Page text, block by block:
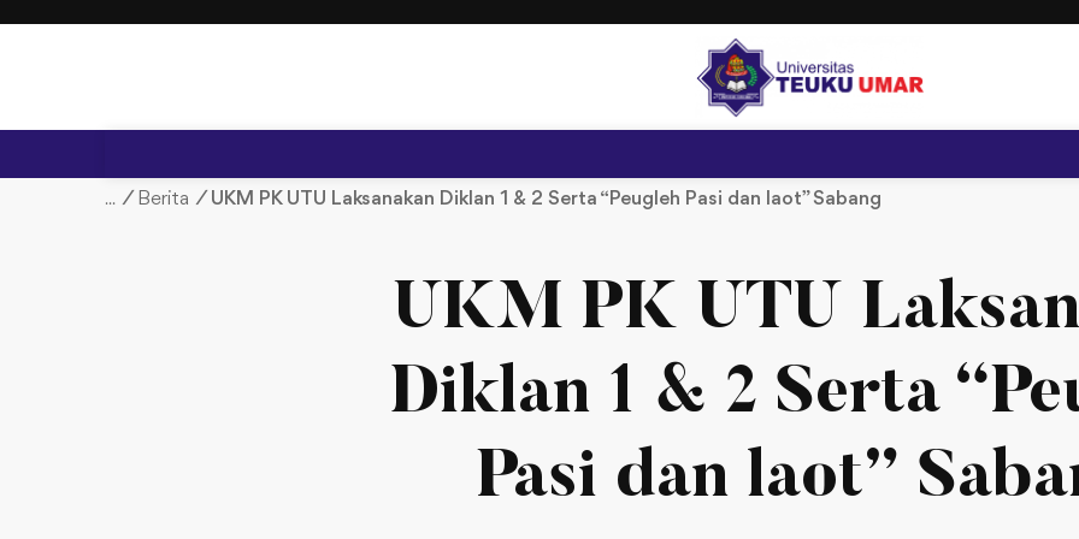
t
/ Berita / UKM PK UTU Laksanakan Diklan 1 & 2 Serta “Peugleh Pasi dan laot” Sabang
UKM PK UTU
Diklan 1 & 2 Serta
Pasi dan laot”